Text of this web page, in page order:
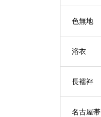
色無地
浴衣
長襦袢
名古屋帯